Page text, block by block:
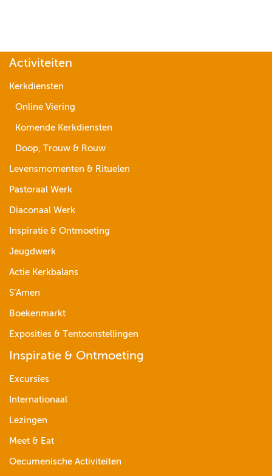
Activiteiten
Kerkdiensten
Online Viering
Komende Kerkdiensten
Doop, Trouw & Rouw
Levensmomenten & Rituelen
Pastoraal Werk
Diaconaal Werk
Inspiratie & Ontmoeting
Jeugdwerk
Actie Kerkbalans
S’Amen
Boekenmarkt
Exposities & Tentoonstellingen
Inspiratie & Ontmoeting
Excursies
Internationaal
Lezingen
Meet & Eat
Oecumenische Activiteiten